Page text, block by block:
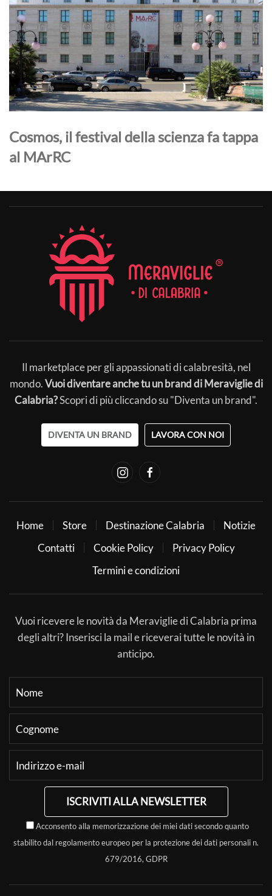
Cosmos, il festival della scienza fa tappa
al MArRC
Il marketplace per gli appassionati di calabresità, nel
mondo.Vuoi diventare anche tu un brand di Meraviglie di
Calabria?Scopri di più cliccando su "Diventa un brand".
DIVENTA UN BRAND LAVORA CON NOI
Home Store Destinazione Calabria
Notizie
Contatti
Cookie Policy
Privacy Policy
Termini e condizioni
Vuoi ricevere le novità da Meraviglie di Calabria prima
degli altri? Inserisci la mail e riceverai tutte le novità in
anticipo.
ISCRIVITI ALLA NEWSLETTER
Acconsento alla memorizzazione dei miei dati secondo quanto
stabilito dal regolamento europeo per la protezione dei dati personali n.
679/2016, GDPR